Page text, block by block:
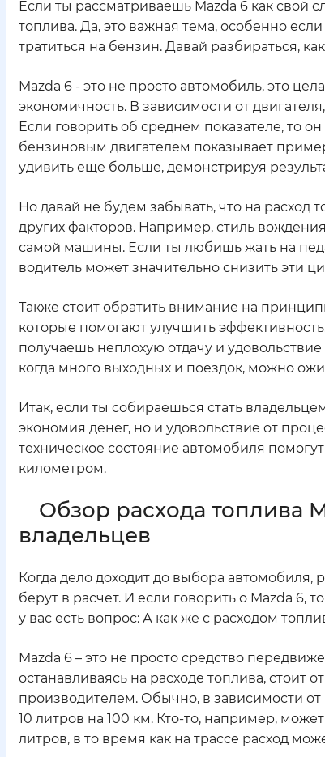
Если ты рассматриваешь Mazda 6 как свой
топлива. Да, это важная тема, особенно
тратиться на бензин. Давай разбираться,
Mazda 6 - это не просто автомобиль, это
экономичность. В зависимости от
Если говорить об среднем показателе, то
бензиновым двигателем показывает
удивить еще больше, демонстрируя
Но давай не будем забывать, что на расход
других факторов. Например, стиль
самой машины. Если ты любишь жать на
водитель может значительно снизить эти
Также стоит обратить внимание на
которые помогают улучшить
получаешь неплохую отдачу и
когда много выходных и поездок, можно
Итак, если ты собираешься стать
экономия денег, но и удовольствие от
техническое состояние автомобиля
километром.
Обзор расхода топлива
владельцев
Когда дело доходит до выбора автомобиля,
берут в расчет. И если говорить о Mazda 6,
у вас есть вопрос: А как же с расходом
Mazda 6 – это не просто средство
останавливаясь на расходе топлива, стоит
производителем. Обычно, в зависимости
10 литров на 100 км. Кто-то, например,
литров, в то время как на трассе расход